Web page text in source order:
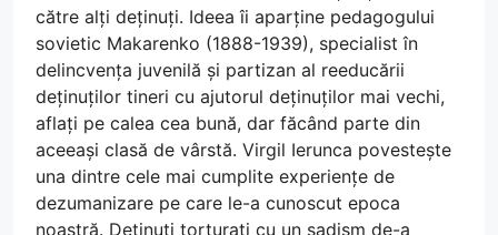
către alți deținuți. Ideea îi aparține pedagogului
sovietic Makarenko (1888-1939), specialist în
delincvența juvenilă și partizan al reeducării
deținuților tineri cu ajutorul deținuților mai vechi,
aflați pe calea cea bună, dar făcând parte din
aceeași clasă de vârstă. Virgil Ierunca povestește
una dintre cele mai cumplite experiențe de
dezumanizare pe care le-a cunoscut epoca
noastră. Deținuți torturați cu un sadism de-a